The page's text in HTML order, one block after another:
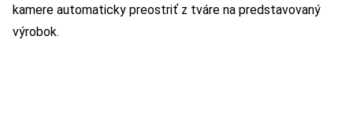
kamere automaticky preostriť z tváre na predstavovaný
výrobok.